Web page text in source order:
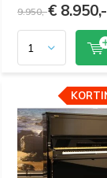
9.950,-€ 8.950,-